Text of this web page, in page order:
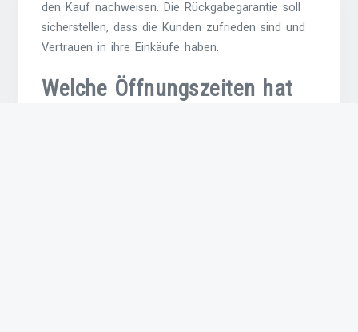
den Kauf nachweisen. Die Rückgabegarantie soll
sicherstellen, dass die Kunden zufrieden sind und
Vertrauen in ihre Einkäufe haben.
Welche Öffnungszeiten hat